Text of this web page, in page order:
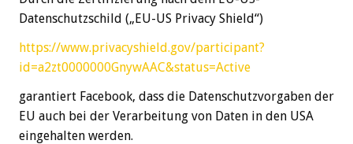
Datenschutzschild („EU-US Privacy Shield“)
https://www.privacyshield.gov/participant?
id=a2zt0000000GnywAAC&status=Active
garantiert Facebook, dass die Datenschutzvorgaben der
EU auch bei der Verarbeitung von Daten in den USA
eingehalten werden.